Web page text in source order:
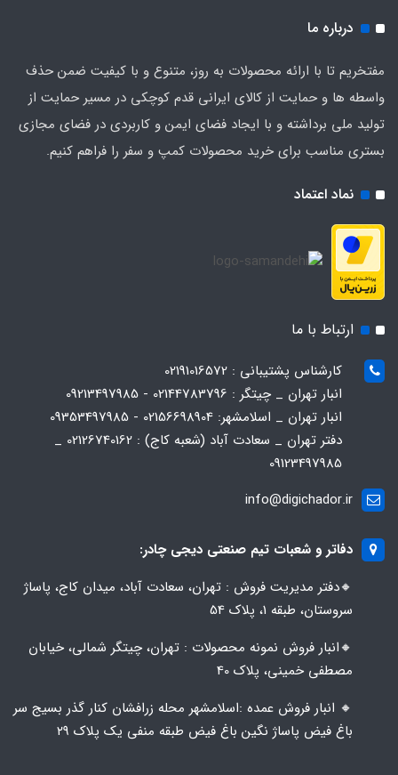
توری پشه بند درب و پنجره
دارد
نماد اعتماد
درباره ما
مفتخریم تا با ارائه محصولات به روز، متنوع و با کیفیت ضمن حذف
واسطه ها و حمایت از کالای ایرانی قدم کوچکی در مسیر حمایت از
تولید ملی برداشته و با ایجاد فضای ایمن و کاربردی در فضای مجازی
بستری مناسب برای خرید محصولات کمپ و سفر را فراهم کنیم.
ارتباط با ما
کارشناس پشتیبانی : 02191016572
انبار تهران _ چیتگر : 02144783796 - 09213497985
انبار تهران _ اسلامشهر: 02156698904 - 09353497985
دفتر تهران _ سعادت آباد (شعبه کاج) : 02126740162 _
09123497985
info@digichador.ir
دفاتر و شعبات تیم صنعتی دیجی چادر:
🔸️​​دفتر مدیریت فروش : تهران، سعادت آباد، میدان کاج، پاساژ
سروستان، طبقه 1، پلاک 54
🔸️​​انبار فروش نمونه محصولات : تهران، چیتگر شمالی، خیابان
مصطفی خمینی، پلاک 40
🔸️ انبار فروش عمده :اسلامشهر محله زرافشان کنار گذر بسیج سر
باغ فیض پاساژ نگین باغ فیض طبقه منفی یک پلاک ۲۹